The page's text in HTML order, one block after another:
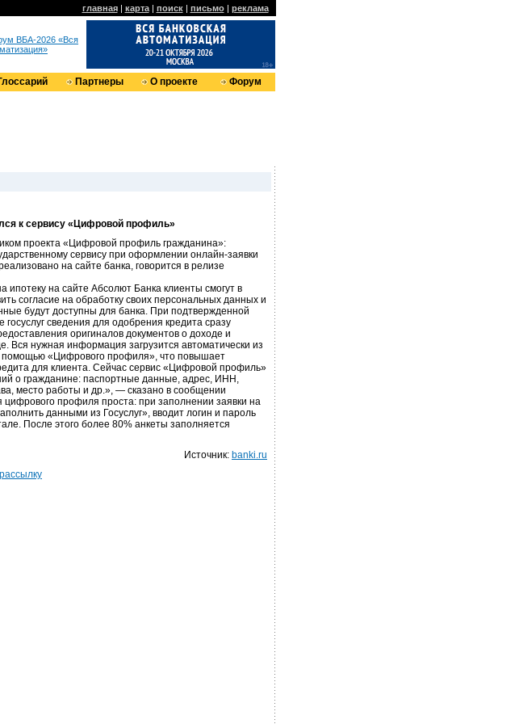
главная| карта| поиск| письмо| реклама
ВБА-2026 «Вся
Партнеры О проекте Форум
к сервису «Цифровой профиль»
проекта «Цифровой профиль гражданина»:
сервису при оформлении онлайн-заявки
на сайте банка, говорится в релизе
ипотеку на сайте Абсолют Банка клиенты смогут в
согласие на обработку своих персональных данных и
будут доступны для банка. При подтвержденной
госуслуг сведения для одобрения кредита сразу
оригиналов документов о доходе и
Вся нужная информация загрузится автоматически из
помощью «Цифрового профиля», что повышает
для клиента. Сейчас сервис «Цифровой профиль»
о гражданине: паспортные данные, адрес, ИНН,
место работы и др.», — сказано в сообщении
цифрового профиля проста: при заполнении заявки на
данными из Госуслуг», вводит логин и пароль
После этого более 80% анкеты заполняется
Источник: banki.ru